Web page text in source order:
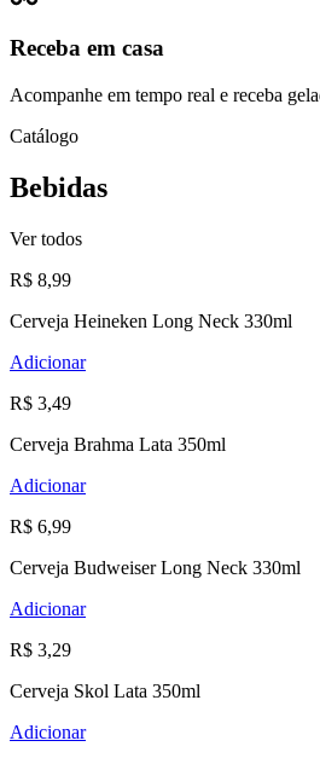
Receba em casa
Acompanhe em tempo real e receba
Catálogo
Bebidas
Ver todos
R$ 8,99
Cerveja Heineken Long Neck 330ml
Adicionar
R$ 3,49
Cerveja Brahma Lata 350ml
Adicionar
R$ 6,99
Cerveja Budweiser Long Neck 330ml
Adicionar
R$ 3,29
Cerveja Skol Lata 350ml
Adicionar